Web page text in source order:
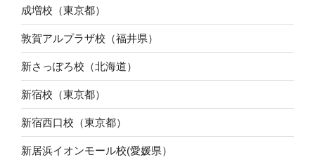
成増校（東京都）
敦賀アルプラザ校（福井県）
新さっぽろ校（北海道）
新宿校（東京都）
新宿西口校（東京都）
新居浜イオンモール校(愛媛県）